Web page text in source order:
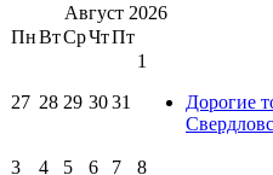
Август 2026
ПнВтСрЧтПт
27 28 29 3031
1
Дорогие
3 4 5 6 7 8